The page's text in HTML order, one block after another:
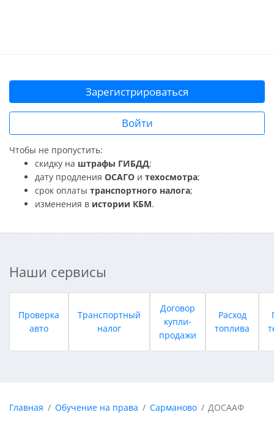
Зарегистрироваться
Войти
Чтобы не пропустить:
скидку на штрафы ГИБДД;
дату продления ОСАГО и техосмотра;
срок оплаты транспортного налога;
изменения в истории КБМ.
Наши сервисы
Проверка
авто
Транспортный
налог
Договор
купли-
продажи
Расход
топлива
Главная Обучение на права Сарманово ДОСААФ